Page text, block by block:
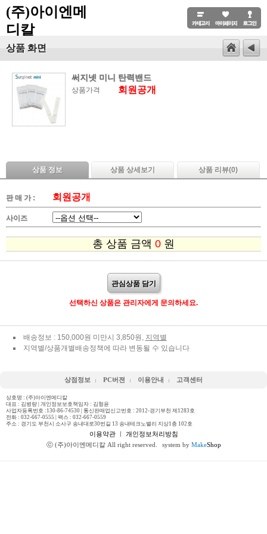
(주)아이엔메
디칼
상품 화면
써지넷 미니 탄력밴드
상품가격 회원공개
상품 정보 상품 상세보기 상품 리뷰(0)
판 매 가 : 회원공개
사이즈
총 상품 금액 0 원
관심상품 담기
선택하신 상품은 관리자에게 문의하세요.
배송정보 : 150,000원 미만시 3,850원, 지역별
지역별/상품개별배송정책에 따라 변동될 수 있습니다
상점정보 PC버젼 이용안내 고객센터
상호명 : (주)아이엔메디칼
대표 : 김병량 | 개인정보보호책임자 : 김형윤
사업자등록번호 :130-86-74530 | 통신판매업신고번호 : 2012-경기부천 제1283호
전화 : 032-667-0555 | 팩스 : 032-667-0559
주소 : 경기도 부천시 소사구 송내대로30번길 13 송내테크노밸리 지상1층 102호
이용약관ㅣ 개인정보처리방침
ⓒ (주)아이엔메디칼 All right reserved.
system by MakeShop